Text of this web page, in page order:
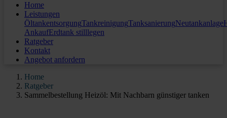
Home
Leistungen
ÖltankentsorgungTankreinigungTanksanierungNeutankanlage
AnkaufErdtank stilllegen
Ratgeber
Kontakt
Angebot anfordern
Home
Ratgeber
Sammelbestellung Heizöl: Mit Nachbarn günstiger tanken